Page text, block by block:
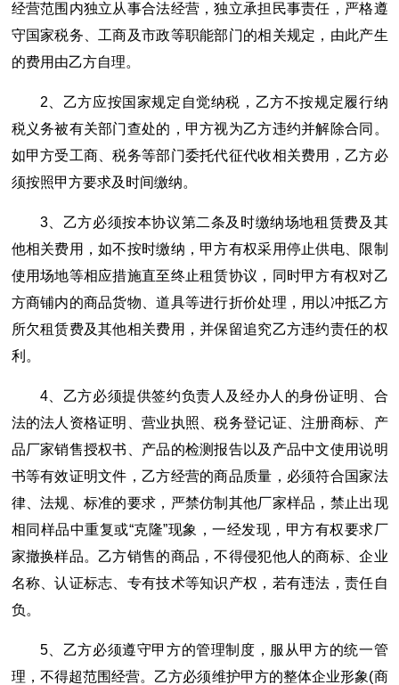
经营范围内独立从事合法经营，独立承担民事责任，严格遵
守国家税务、工商及市政等职能部门的相关规定，由此产生
的费用由乙方自理。
2、乙方应按国家规定自觉纳税，乙方不按规定履行纳
税义务被有关部门查处的，甲方视为乙方违约并解除合同。
如甲方受工商、税务等部门委托代征代收相关费用，乙方必
须按照甲方要求及时间缴纳。
3、乙方必须按本协议第二条及时缴纳场地租赁费及其
他相关费用，如不按时缴纳，甲方有权采用停止供电、限制
使用场地等相应措施直至终止租赁协议，同时甲方有权对乙
方商铺内的商品货物、道具等进行折价处理，用以冲抵乙方
所欠租赁费及其他相关费用，并保留追究乙方违约责任的权
利。
4、乙方必须提供签约负责人及经办人的身份证明、合
法的法人资格证明、营业执照、税务登记证、注册商标、产
品厂家销售授权书、产品的检测报告以及产品中文使用说明
书等有效证明文件，乙方经营的商品质量，必须符合国家法
律、法规、标准的要求，严禁仿制其他厂家样品，禁止出现
相同样品中重复或“克隆”现象，一经发现，甲方有权要求厂
家撤换样品。乙方销售的商品，不得侵犯他人的商标、企业
名称、认证标志、专有技术等知识产权，若有违法，责任自
负。
5、乙方必须遵守甲方的管理制度，服从甲方的统一管
理，不得超范围经营。乙方必须维护甲方的整体企业形象(商